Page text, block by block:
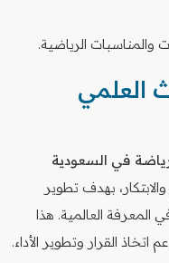
والمناسبات الرياضية.
العلمي
في السعودية
بهدف تطوير
المعرفة العالمية. هذا
القرار وتطوير الأداء.